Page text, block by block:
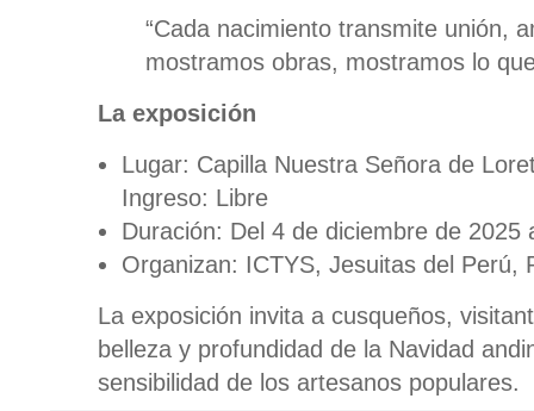
“Cada nacimiento transmite unión,
mostramos obras, mostramos lo
La exposición
Lugar: Capilla Nuestra Señora de
Ingreso: Libre
Duración: Del 4 de diciembre de 2025
Organizan: ICTYS, Jesuitas del Perú,
La exposición invita a cusqueños,
belleza y profundidad de la Navidad
sensibilidad de los artesanos populares.